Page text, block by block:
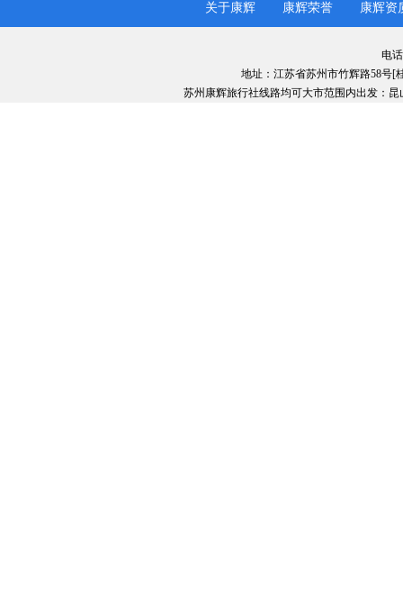
关于康辉 康辉荣誉 康辉资
电
地址：江苏省苏州市竹辉路58号[
苏州康辉旅行社线路均可大市范围内出发：